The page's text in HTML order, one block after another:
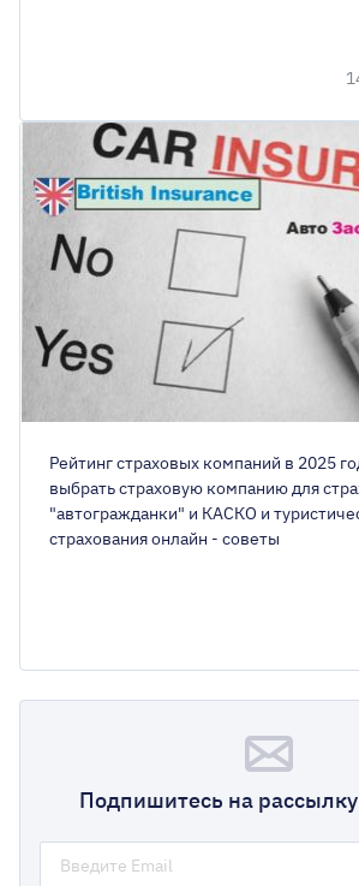
Рейтинг страховых компаний в 2025
выбрать страховую компанию для
"автогражданки" и КАСКО и
страхования онлайн - советы
Подпишитесь на